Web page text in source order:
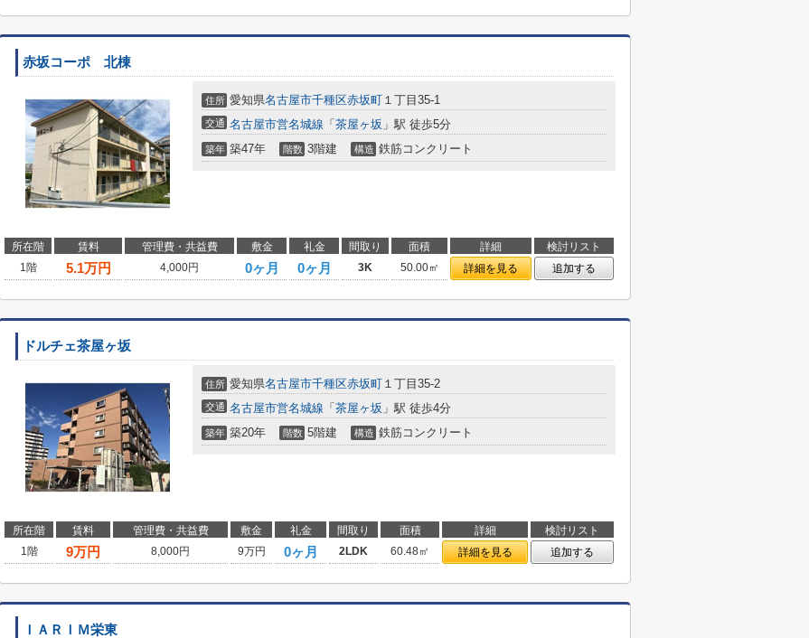
赤坂コーポ 北棟
住所 愛知県名古屋市千種区赤坂町 １丁目35-1
交通 名古屋市営名城線 「 茶屋ヶ坂 」駅 徒歩5分
築年 築47年 階数 3階建 構造 鉄筋コンクリート
所在階 賃料 管理費・共益費 敷金 礼金 間取り 面積 詳細
検討リスト
1階
5.1万円 4,000円 0ヶ月 0ヶ月 3K 50.00㎡ 詳細を見る 追加する
ドルチェ茶屋ヶ坂
住所 愛知県名古屋市千種区赤坂町 １丁目35-2
交通 名古屋市営名城線 「 茶屋ヶ坂 」駅 徒歩4分
築年 築20年 階数 5階建 構造 鉄筋コンクリート
所在階 賃料 管理費・共益費 敷金 礼金 間取り 面積 詳細
検討リスト
1階
9万円 8,000円 9万円 0ヶ月 2LDK 60.48㎡ 詳細を見る 追加する
ＩＡＲＩＭ栄東